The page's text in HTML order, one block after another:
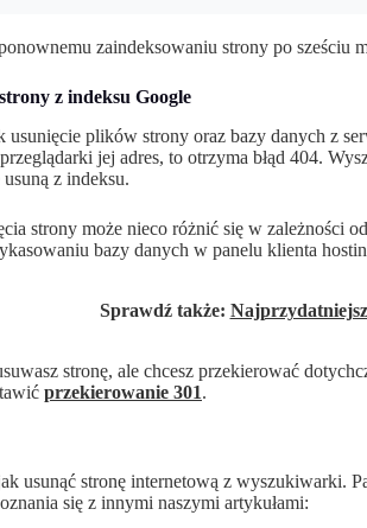
zaindeksowaniu strony po sześciu
z indeksu Google
usunięcie plików strony oraz bazy danych z
jej adres, to otrzyma błąd 404.
usuną z indeksu.
strony może nieco różnić się w zależności
bazy danych w panelu klienta
Sprawdź także:
stronę, ale chcesz przekierować
przekierowanie 301.
usunąć stronę internetową z wyszukiwarki.
się z innymi naszymi artykułami: